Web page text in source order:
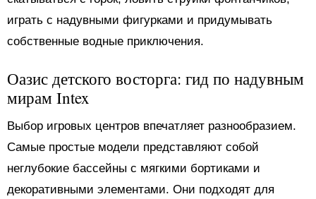
играть с надувными фигурками и придумывать
собственные водные приключения.
Оазис детского восторга: гид по надувным
мирам Intex
Выбор игровых центров впечатляет разнообразием.
Самые простые модели представляют собой
неглубокие бассейны с мягкими бортиками и
декоративными элементами. Они подходят для